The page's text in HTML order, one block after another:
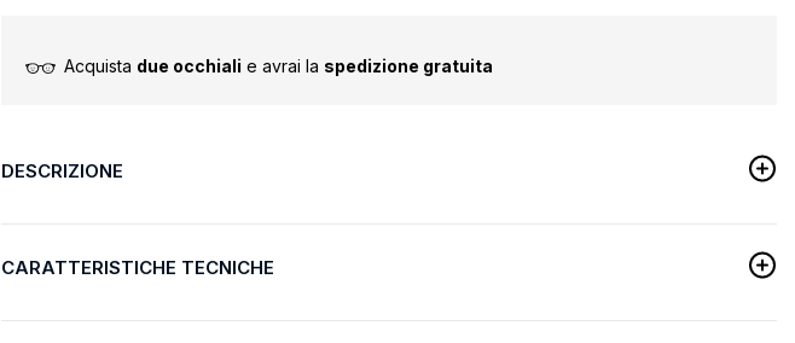
Acquista due occhiali e avrai la spedizione gratuita
DESCRIZIONE
CARATTERISTICHE TECNICHE